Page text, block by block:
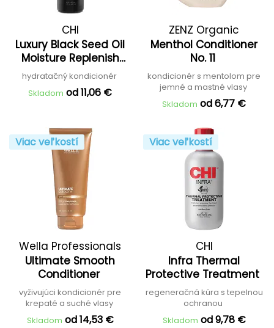
CHI
Luxury Black Seed Oil
Moisture Replenish
Conditioner
hydratačný kondicionér
Skladom od 11,06 €
ZENZ Organic
Menthol Conditioner
No. 11
kondicionér s mentolom pre
jemné a mastné vlasy
Skladom od 6,77 €
Viac veľkostí
Wella Professionals
Ultimate Smooth
Conditioner
vyživujúci kondicionér pre
krepaté a suché vlasy
Skladom od 14,53 €
Viac veľkostí
CHI
Infra Thermal
Protective Treatment
regeneračná kúra s tepelnou
ochranou
Skladom od 9,78 €